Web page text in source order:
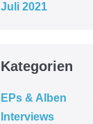
Juli 2021
Kategorien
EPs & Alben
Interviews